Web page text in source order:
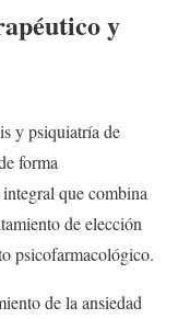
y
y psiquiatría de
forma
que combina
de elección
psicofarmacológico.
de la ansiedad